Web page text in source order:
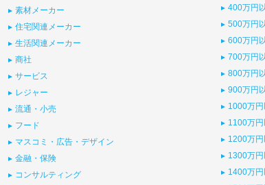
素材メーカー
住宅関連メーカー
生活関連メーカー
商社
サービス
レジャー
流通・小売
フード
マスコミ・広告・デザイン
金融・保険
コンサルティング
400万円
500万円
600万円
700万円
800万円
900万円
1000万
1100万
1200万
1300万
1400万